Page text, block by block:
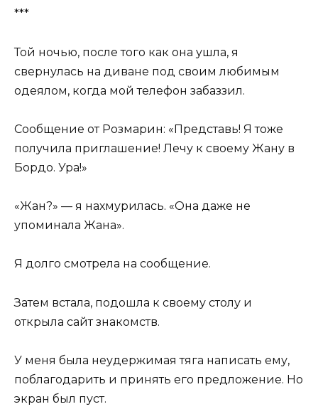
***
Той ночью, после того как она ушла, я
свернулась на диване под своим любимым
одеялом, когда мой телефон забаззил.
Сообщение от Розмарин: «Представь! Я тоже
получила приглашение! Лечу к своему Жану в
Бордо. Ура!»
«Жан?» — я нахмурилась. «Она даже не
упоминала Жана».
Я долго смотрела на сообщение.
Затем встала, подошла к своему столу и
открыла сайт знакомств.
У меня была неудержимая тяга написать ему,
поблагодарить и принять его предложение. Но
экран был пуст.